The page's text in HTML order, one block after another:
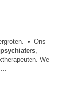
• Ons
psychiaters,
We